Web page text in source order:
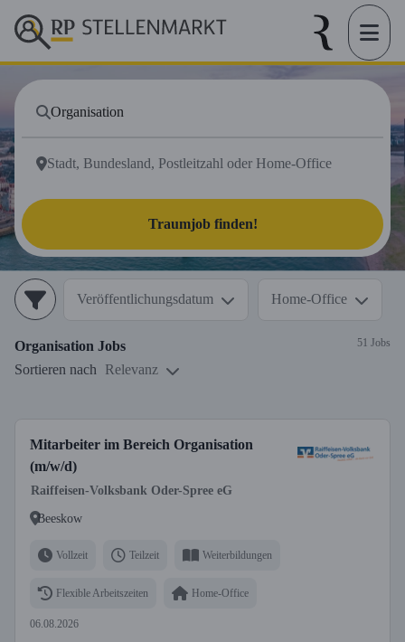
Traumjob finden!
Veröffentlichungsdatum Home-Office
Organisation Jobs 51 Jobs
Sortieren nach Relevanz
Mitarbeiter im Bereich Organisation
(m/w/d)
Raiffeisen-Volksbank Oder-Spree eG
Beeskow
Vollzeit Teilzeit Weiterbildungen
Flexible Arbeitszeiten Home-Office
06.08.2026